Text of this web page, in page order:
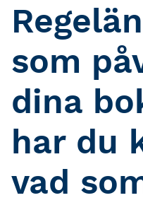
som
dina
har du
vad